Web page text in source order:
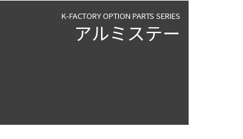
K-FACTORY OPTION PARTS SERIES
アルミステー